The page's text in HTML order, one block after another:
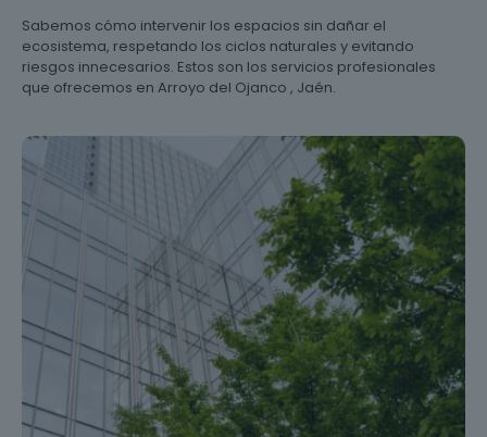
Sabemos cómo intervenir los espacios sin dañar el
ecosistema, respetando los ciclos naturales y evitando
riesgos innecesarios. Estos son los servicios profesionales
que ofrecemos en Arroyo del Ojanco , Jaén.